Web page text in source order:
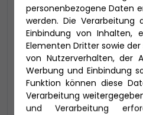
personenbezogene Daten
werden. Die Verarbeitung
Einbindung von Inhalten,
Elementen Dritter sowie
von Nutzerverhalten, der
Werbung und Einbindung
Funktion können diese
Verarbeitung
und Verarbeitung